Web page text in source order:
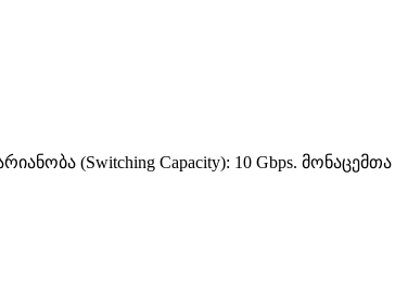
(Switching Capacity): 10 Gbps. მონაცემთა